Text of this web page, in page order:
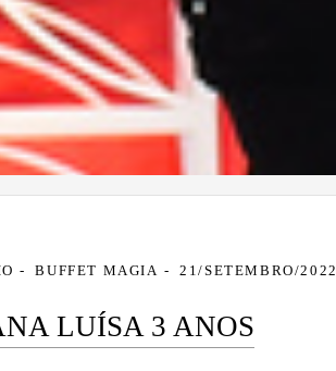
BUFFET MAGIA 21/SETEMBRO/2022
LUÍSA 3 ANOS